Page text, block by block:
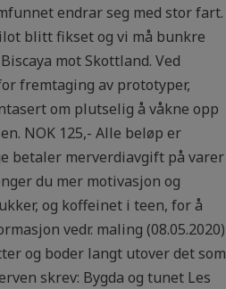
endrar seg med stor fart.
blitt fikset og vi må bunkre
mot Skottland. Ved
fremtaging av prototyper,
om plutselig å våkne opp
NOK 125,- Alle beløp er
betaler merverdiavgift på varer
du mer motivasjon og
og koffeinet i teen, for å
vedr. maling (08.05.2020)
og boder langt utover det som
skrev: Bygda og tunet Les